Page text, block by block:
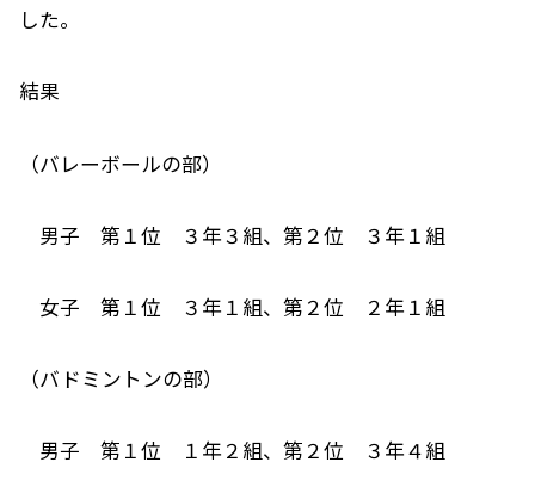
した。
結果
（バレーボールの部）
男子 第１位 ３年３組、第２位 ３年１組
女子 第１位 ３年１組、第２位 ２年１組
（バドミントンの部）
男子 第１位 １年２組、第２位 ３年４組